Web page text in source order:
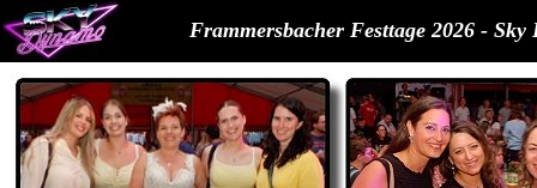
Frammersbacher Festtage 2026 - Sky